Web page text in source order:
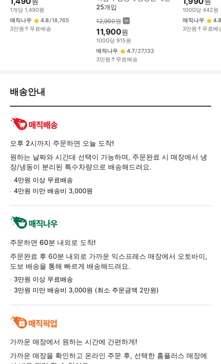
1개당 1,490원
매직나우
4.8/18,765
3만원↑무료배송
25개입
12,900원
11,900원
100G당 915원
매직나우
4.7/27,133
3만원↑무료배송
100G당 442원
매직나우
4.8
3만원↑무료배
배
교
환/
반
품
정
보
배송안내
오후 2시까지 주문하면 오늘 도착!
원하는 날짜와 시간대 선택이 가능하며, 주문완료 시 매장에서 냉
장/냉동이 분리된 특수차량으로 배송해드려요.
4만원 이상 무료배송
4만원 미만 배송비 3,000원
주문하면 60분 내외로 도착!
주문완료 후 60분 내외로 가까운 익스프레스 매장에서 오토바이,
도보 배송을 통해 빠르게 배송해드려요.
3만원 이상 무료배송
3만원 미만 배송비 3,000원 (최소 주문금액 2만원)
가까운 매장에서 원하는 시간에 간편하게!
가까운 매장을 확인하고 온라인 주문 후, 선택한 홈플러스 매장에